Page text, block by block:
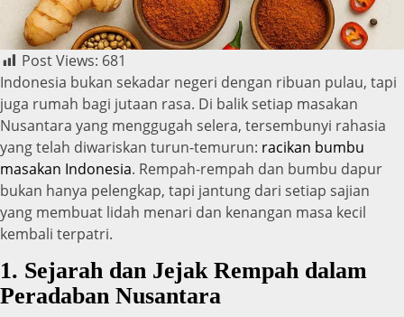
Post Views: 681
Indonesia bukan sekadar negeri dengan ribuan pulau, tapi
juga rumah bagi jutaan rasa. Di balik setiap masakan
Nusantara yang menggugah selera, tersembunyi rahasia
yang telah diwariskan turun-temurun: racikan bumbu
masakan Indonesia. Rempah-rempah dan bumbu dapur
bukan hanya pelengkap, tapi jantung dari setiap sajian
yang membuat lidah menari dan kenangan masa kecil
kembali terpatri.
1. Sejarah dan Jejak Rempah dalam
Peradaban Nusantara